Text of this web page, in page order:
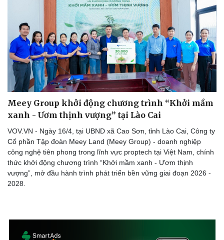
Sức khỏe
Dinh dưỡng - món ngon
Cây thuốc
Nhi khoa
Nam khoa
Làm đẹp - giảm cân
Phòng mạch online
Ăn sạch sống khỏe
Đời sống
Nhà đẹp
Blog
Meey Group khởi động chương trình “Khởi mầm
xanh - Ươm thịnh vượng” tại Lào Cai
VOV.VN - Ngày 16/4, tại UBND xã Cao Sơn, tỉnh Lào Cai, Công ty
Cổ phần Tập đoàn Meey Land (Meey Group) - doanh nghiệp
công nghệ tiên phong trong lĩnh vực proptech tại Việt Nam, chính
thức khởi động chương trình “Khởi mầm xanh - Ươm thịnh
vượng”, mở đầu hành trình phát triển bền vững giai đoạn 2026 -
2028.